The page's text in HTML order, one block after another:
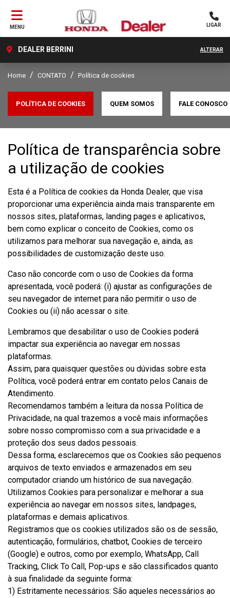
MENU LIGAR
DEALER BERRINI ALTERAR
Home CONTATO Política de cookies
QUEM SOMOS FALE CONOSCO
POLÍTICA DE COOKIES
Política de transparência sobre
a utilização de cookies
Esta é a Política de cookies da Honda Dealer, que visa
proporcionar uma experiência ainda mais transparente em
nossos sites, plataformas, landing pages e aplicativos,
bem como explicar o conceito de Cookies, como os
utilizamos para melhorar sua navegação e, ainda, as
possibilidades de customização deste uso.
Caso não concorde com o uso de Cookies da forma
apresentada, você poderá: (i) ajustar as configurações de
seu navegador de internet para não permitir o uso de
Cookies ou (ii) não acessar o site.
Lembramos que desabilitar o uso de Cookies poderá
impactar sua experiência ao navegar em nossas
plataformas.
Assim, para quaisquer questões ou dúvidas sobre esta
Política, você poderá entrar em contato pelos Canais de
Atendimento.
Recomendamos também a leitura da nossa Política de
Privacidade, na qual trazemos a você mais informações
sobre nosso compromisso com a sua privacidade e a
proteção dos seus dados pessoais.
Dessa forma, esclarecemos que os Cookies são pequenos
arquivos de texto enviados e armazenados em seu
computador criando um histórico de sua navegação.
Utilizamos Cookies para personalizar e melhorar a sua
experiência ao navegar em nossos sites, landpages,
plataformas e demais aplicativos.
Registramos que os cookies utilizados são os de sessão,
autenticação, formulários, chatbot, Cookies de terceiro
(Google) e outros, como por exemplo, WhatsApp, Call
Tracking, Click To Call, Pop-ups e são classificados quanto
à sua finalidade da seguinte forma:
1) Estritamente necessários: São aqueles necessários ao